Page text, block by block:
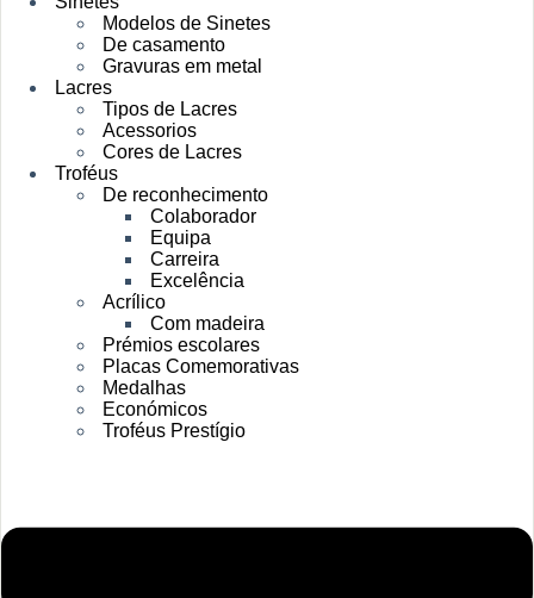
Modelos de Sinetes
De casamento
Gravuras em metal
Lacres
Tipos de Lacres
Acessorios
Cores de Lacres
Troféus
De reconhecimento
Colaborador
Equipa
Carreira
Excelência
Acrílico
Com madeira
Prémios escolares
Placas Comemorativas
Medalhas
Económicos
Troféus Prestígio